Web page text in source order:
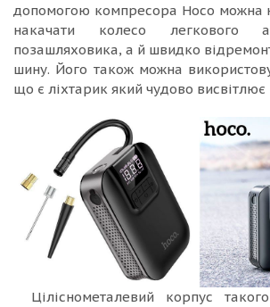
допомогою компресора Hoco можна
накачати колесо легкового
позашляховика, а й швидко
шину. Його також можна
що є ліхтарик який чудово висвітлює
Ціліснометалевий корпус